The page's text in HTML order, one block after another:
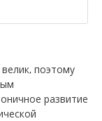
поэтому
развитие